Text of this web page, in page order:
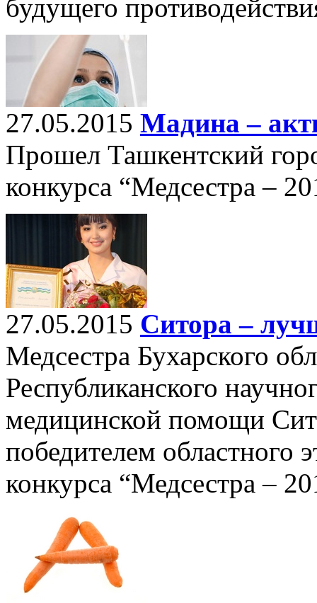
будущего
27.05.2015 Мадина –
Прошел Ташкентский
конкурса “Медсестра –
27.05.2015 Ситора –
Медсестра Бухарского
Республиканского
медицинской помощи
победителем областного
конкурса “Медсестра –